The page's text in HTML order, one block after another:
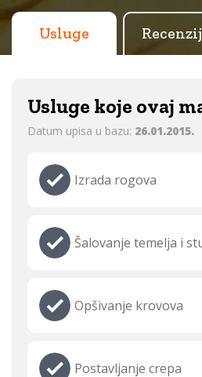
Usluge
Usluge koje ovaj
Datum upisa u bazu: 26.01.2015.
Izrada rogova
Šalovanje temelja i
Opšivanje krovova
Postavljanje crepa